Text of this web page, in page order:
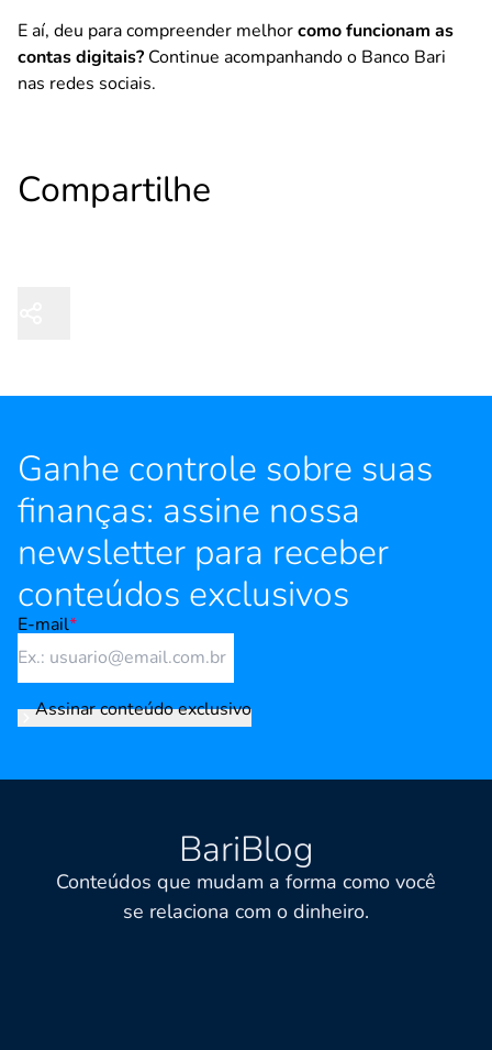
E aí, deu para compreender melhorcomo funcionam as
contas digitais? Continue acompanhando o Banco Bari
nas redes sociais.
Compartilhe
Ganhe controle sobre suas
finanças: assine nossa
newsletter para receber
conteúdos exclusivos
E-mail*
Assinar conteúdo exclusivo
BariBlog
Conteúdos que mudam a forma como você
se relaciona com o dinheiro.